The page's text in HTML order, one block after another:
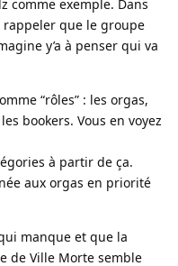
comme exemple. Dans
rappeler que le groupe
y’a à penser qui va
“rôles” : les orgas,
bookers. Vous en voyez
à partir de ça.
aux orgas en priorité
manque et que la
de Ville Morte semble